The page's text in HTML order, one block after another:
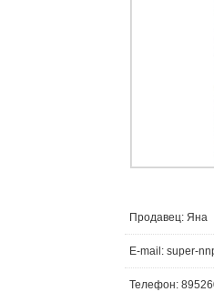
Продавец: Яна
E-mail: super-
Телефон: